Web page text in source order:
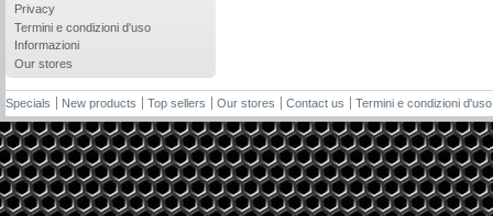
Privacy
Termini e condizioni d'uso
Informazioni
Our stores
Specials New products Top sellers Our stores Contact us Termini e condizioni d'uso